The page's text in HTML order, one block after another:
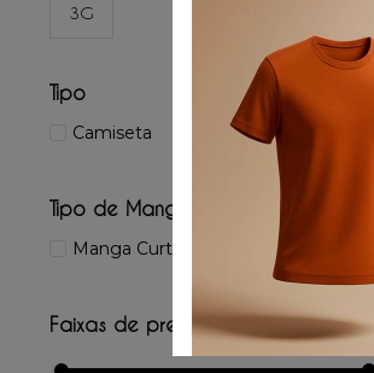
3G
Tipo
Camiseta
Tipo de Manga
Manga Curta
Faixas de preço